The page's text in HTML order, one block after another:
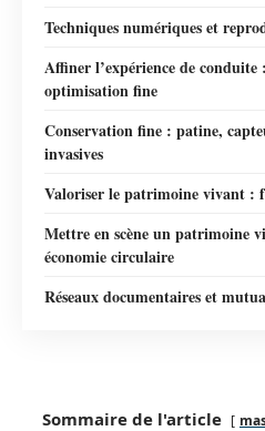
Techniques numériques et
Affiner l’expérience de
optimisation fine
Conservation fine : patine,
invasives
Valoriser le patrimoine vivant :
Mettre en scène un patrimoine
économie circulaire
Réseaux documentaires et
Sommaire de l'article